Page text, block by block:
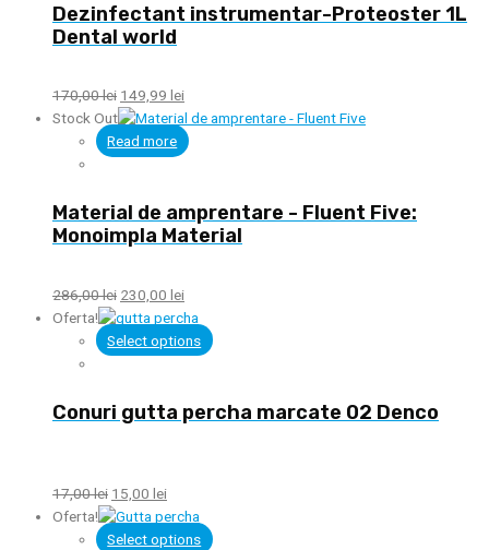
Dezinfectant instrumentar-Proteoster 1L
Dental world
170,00lei 149,99 lei
Stock Out
Read more
Material de amprentare - Fluent Five:
Monoimpla Material
286,00lei 230,00 lei
Oferta!
Select options
Conuri gutta percha marcate 02 Denco
17,00lei 15,00 lei
Oferta!
Select options